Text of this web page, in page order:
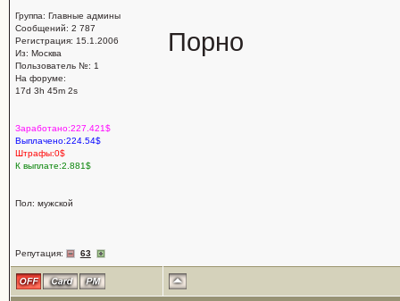
Группа: Главные админы
Сообщений: 2 787
Регистрация: 15.1.2006
Из: Москва
Пользователь №: 1
На форуме:
17d 3h 45m 2s
Заработано:227.421$
Выплачено:224.54$
Штрафы:0$
К выплате:2.881$
Пол: мужской
Репутация: 63
Порно